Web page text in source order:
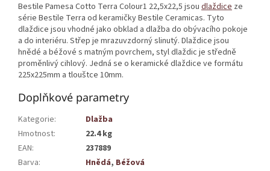
Bestile Pamesa Cotto Terra Colour1 22,5x22,5 jsou dlaždice ze
série Bestile Terra od keramičky Bestile Ceramicas. Tyto
dlaždice jsou vhodné jako obklad a dlažba do obývacího pokoje
a do interiéru. Střep je mrazuvzdorný slinutý. Dlaždice jsou
hnědé a béžové s matným povrchem, styl dlaždic je středně
proměnlivý cihlový. Jedná se o keramické dlaždice ve formátu
225x225mm a tlouštce 10mm.
Doplňkové parametry
Kategorie:
Dlažba
Hmotnost:
22.4 kg
EAN:
237889
Barva: Hnědá, Béžová